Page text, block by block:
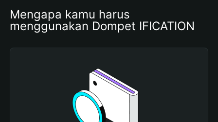
Mengapa kamu harus
menggunakan Dompet IFICATION